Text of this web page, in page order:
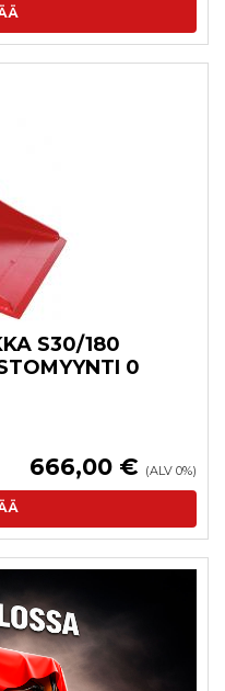
S30/180
0
666,00 € (ALV 0%)